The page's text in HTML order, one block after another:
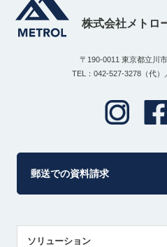
株式会社メトロ
〒190-0011 東京都立川
TEL：042-527-3278（代）
郵送での資料請求
ソリューション